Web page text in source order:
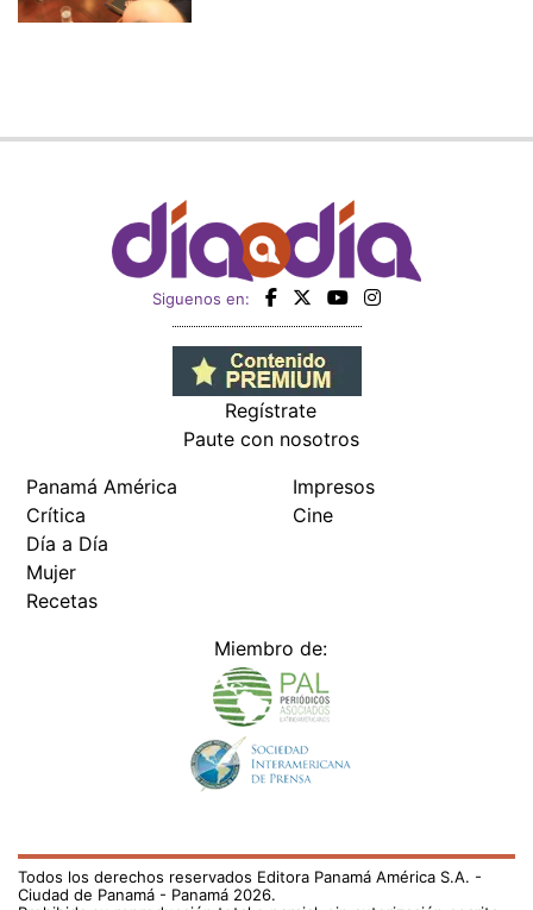
Siguenos en:
Regístrate
Paute con nosotros
Panamá América
Crítica
Día a Día
Mujer
Recetas
Impresos
Cine
Miembro de:
Todos los derechos reservados Editora Panamá América S.A. -
Ciudad de Panamá - Panamá 2026.